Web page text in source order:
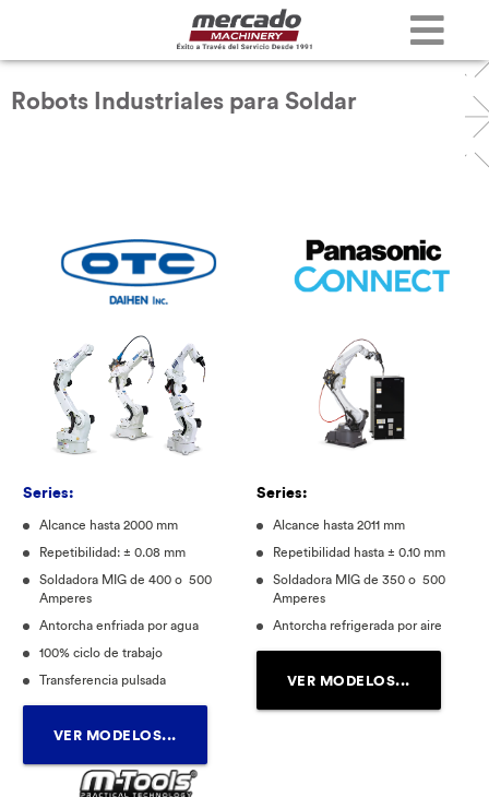
Robots Industriales para Soldar
Series:
Alcance hasta 2000 mm
Repetibilidad: ± 0.08 mm
Soldadora MIG de 400 o 500
Amperes
Antorcha enfriada por agua
100% ciclo de trabajo
Transferencia pulsada
VER MODELOS...
Series:
Alcance hasta 2011 mm
Repetibilidad hasta ± 0.10 mm
Soldadora MIG de 350 o 500
Amperes
Antorcha refrigerada por aire
VER MODELOS...